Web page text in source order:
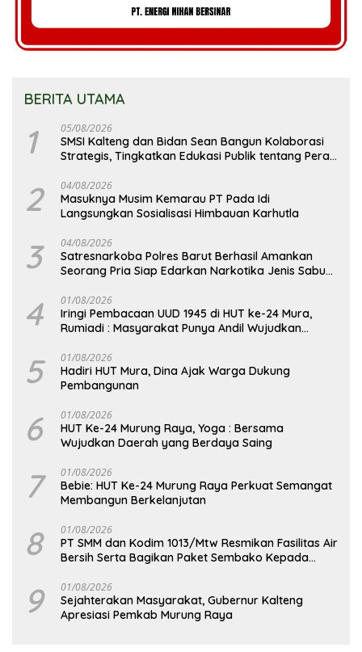
BERITA UTAMA
1 05/08/2026
SMSI Kalteng dan Bidan Sean Bangun Kolaborasi
Strategis, Tingkatkan Edukasi Publik tentang Peran
2 04/08/2026
Masuknya Musim Kemarau PT Pada Idi
Langsungkan Sosialisasi Himbauan Karhutla
3 04/08/2026
Satresnarkoba Polres Barut Berhasil Amankan
Seorang Pria Siap Edarkan Narkotika Jenis Sabu
4 01/08/2026
Iringi Pembacaan UUD 1945 di HUT ke-24 Mura,
Rumiadi : Masyarakat Punya Andil Wujudkan
5 01/08/2026
Hadiri HUT Mura, Dina Ajak Warga Dukung
Pembangunan
6 01/08/2026
HUT Ke-24 Murung Raya, Yoga : Bersama
Wujudkan Daerah yang Berdaya Saing
7 01/08/2026
Bebie: HUT Ke-24 Murung Raya Perkuat Semangat
Membangun Berkelanjutan
8 01/08/2026
PT SMM dan Kodim 1013/Mtw Resmikan Fasilitas Air
Bersih Serta Bagikan Paket Sembako Kepada
9 01/08/2026
Sejahterakan Masyarakat, Gubernur Kalteng
Apresiasi Pemkab Murung Raya